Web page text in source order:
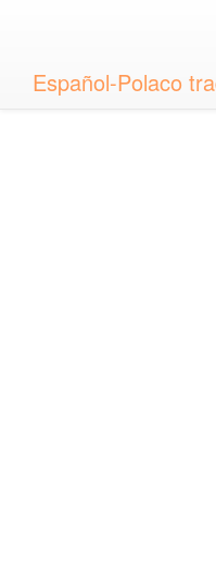
Español-Polaco